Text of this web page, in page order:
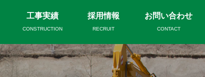
工事実績
CONSTRUCTION
採用情報
RECRUIT
お問い合わせ
CONTACT